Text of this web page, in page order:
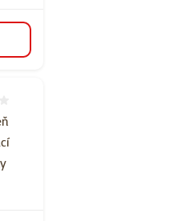
košíka